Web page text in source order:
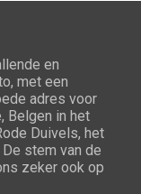
en
met een
adres voor
Belgen in het
Duivels, het
stem van de
zeker ook op